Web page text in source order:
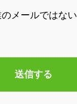
メールではない